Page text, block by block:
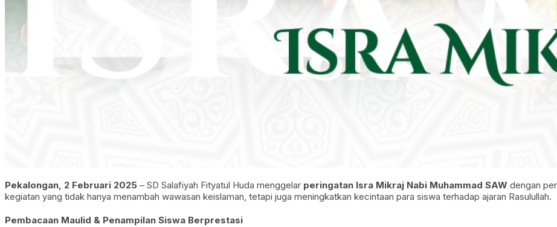
Pekalongan, 2 Februari 2025 – SD Salafiyah Fityatul Huda menggelar peringatan Isra Mikraj Nabi Muhammad SAW dengan
kegiatan yang tidak hanya menambah wawasan keislaman, tetapi juga meningkatkan kecintaan para siswa terhadap ajaran Rasulullah.
Pembacaan Maulid & Penampilan Siswa Berprestasi